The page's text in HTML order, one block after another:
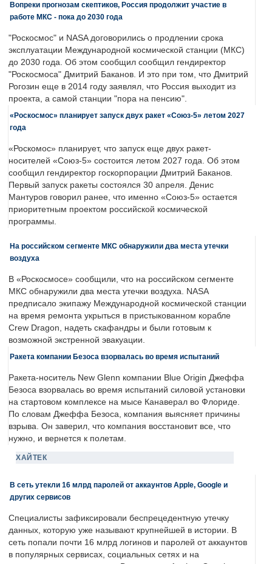
Вопреки прогнозам скептиков, Россия продолжит участие в
работе МКС - пока до 2030 года
"Роскосмос" и NASA договорились о продлении срока
эксплуатации Международной космической станции (МКС)
до 2030 года. Об этом сообщил сообщил гендиректор
"Роскосмоса" Дмитрий Баканов. И это при том, что Дмитрий
Рогозин еще в 2014 году заявлял, что Россия выходит из
проекта, а самой станции "пора на пенсию".
«Роскосмос» планирует запуск двух ракет «Союз-5» летом 2027
года
«Роскомос» планирует, что запуск еще двух ракет-
носителей «Союз-5» состоится летом 2027 года. Об этом
сообщил гендиректор госкорпорации Дмитрий Баканов.
Первый запуск ракеты состоялся 30 апреля. Денис
Мантуров говорил ранее, что именно «Союз-5» остается
приоритетным проектом российской космической
программы.
На российском сегменте МКС обнаружили два места утечки
воздуха
В «Роскосмосе» сообщили, что на российском сегменте
МКС обнаружили два места утечки воздуха. NASA
предписало экипажу Международной космической станции
на время ремонта укрыться в пристыкованном корабле
Crew Dragon, надеть скафандры и были готовым к
возможной экстренной эвакуации.
Ракета компании Безоса взорвалась во время испытаний
Ракета-носитель New Glenn компании Blue Origin Джеффа
Безоса взорвалась во время испытаний силовой установки
на стартовом комплексе на мысе Канаверал во Флориде.
По словам Джеффа Безоса, компания выясняет причины
взрыва. Он заверил, что компания восстановит все, что
нужно, и вернется к полетам.
ХАЙТЕК
В сеть утекли 16 млрд паролей от аккаунтов Apple, Google и
других сервисов
Специалисты зафиксировали беспрецедентную утечку
данных, которую уже называют крупнейшей в истории. В
сеть попали почти 16 млрд логинов и паролей от аккаунтов
в популярных сервисах, социальных сетях и на